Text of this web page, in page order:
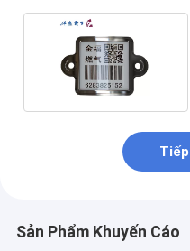
Sản Phẩm Khuyến Cáo